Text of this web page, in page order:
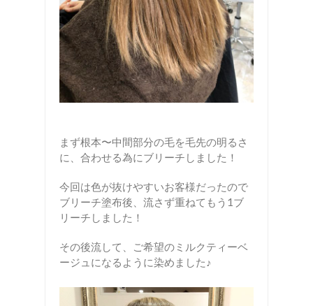
まず根本〜中間部分の毛を毛先の明るさ
に、合わせる為にブリーチしました！
今回は色が抜けやすいお客様だったので
ブリーチ塗布後、流さず重ねてもう1ブ
リーチしました！
その後流して、ご希望のミルクティーベ
ージュになるように染めました♪